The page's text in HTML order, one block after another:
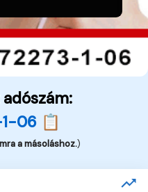
06 📋
a másoláshoz.)